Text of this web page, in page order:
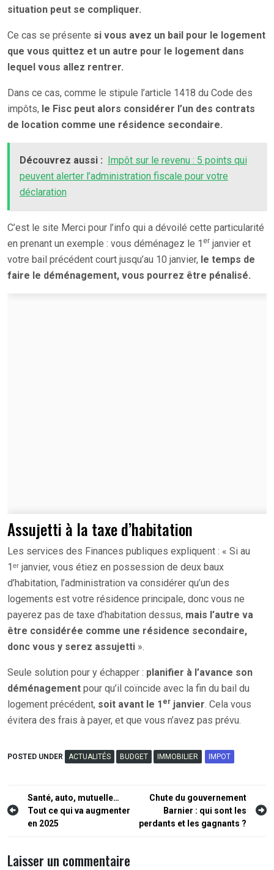
situation peut se compliquer.
Ce cas se présente si vous avez un bail pour le logement
que vous quittez et un autre pour le logement dans
lequel vous allez rentrer.
Dans ce cas, comme le stipule l’article 1418 du Code des
impôts, le Fisc peut alors considérer l’un des contrats
de location comme une résidence secondaire.
Découvrez aussi : Impôt sur le revenu : 5 points qui
peuvent alerter l’administration fiscale pour votre
déclaration
C’est le site Merci pour l’info qui a dévoilé cette particularité
en prenant un exemple : vous déménagez le 1 er janvier et
votre bail précédent court jusqu’au 10 janvier, le temps de
faire le déménagement, vous pourrez être pénalisé.
Assujetti à la taxe d’habitation
Les services des Finances publiques expliquent : « Si au
1ᵉʳ janvier, vous étiez en possession de deux baux
d’habitation, l’administration va considérer qu’un des
logements est votre résidence principale, donc vous ne
payerez pas de taxe d’habitation dessus, mais l’autre va
être considérée comme une résidence secondaire,
donc vous y serez assujetti ».
Seule solution pour y échapper : planifier à l’avance son
déménagement pour qu’il coïncide avec la fin du bail du
logement précédent, soit avant le 1 er janvier. Cela vous
évitera des frais à payer, et que vous n’avez pas prévu.
POSTED UNDER ACTUALITÉS BUDGET IMMOBILIER IMPOT
Navigation
de
Santé, auto, mutuelle…
Tout ce qui va augmenter
en 2025
Chute du gouvernement
Barnier : qui sont les
perdants et les gagnants ?
Laisser un commentaire